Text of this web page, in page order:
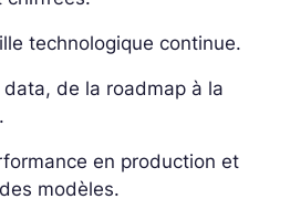
technologique continue.
de la roadmap à la
en production et
modèles.